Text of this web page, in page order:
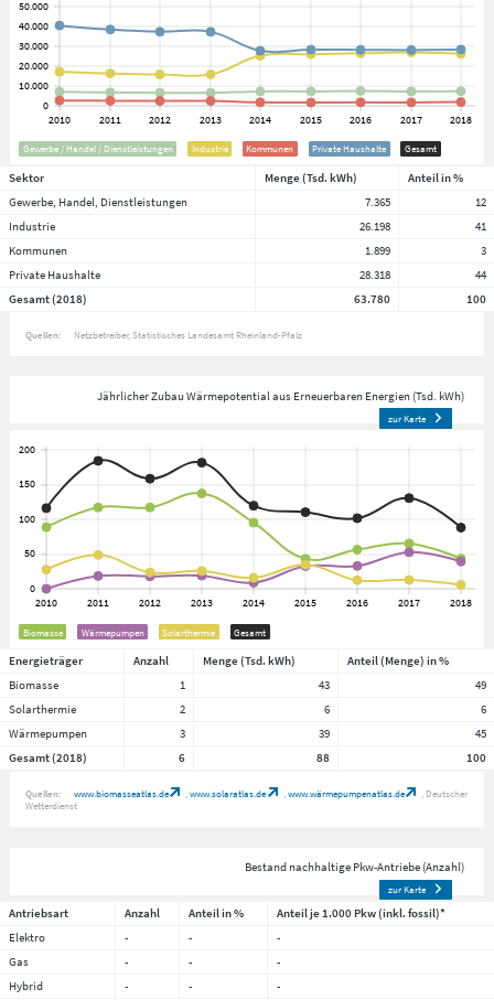
Gewerbe / Handel / Dienstleistungen Industrie Kommunen Private Haushalte Gesamt
Sektor Menge (Tsd. kWh)
Anteil in %
Gewerbe, Handel, Dienstleistungen
7.365
12
Industrie
26.198
41
Kommunen
1.899
3
Private Haushalte
28.318
44
Gesamt (2018)
63.780 100
Quellen: Netzbetreiber Statistisches Landesamt Rheinland-Pfalz
Jährlicher Zubau Wärmepotential aus Erneuerbaren Energien (Tsd. kWh)
zur Karte
Biomasse Wärmepumpen Solarthermie Gesamt
Energieträger Anzahl Menge (Tsd. kWh)
Anteil (Menge) in %
Biomasse
1 43
49
Solarthermie
2 6
6
Wärmepumpen
3 39
45
Gesamt (2018)
6 88 100
Quellen: www.biomasseatlas.de www.solaratlas.de www.wärmepumpenatlas.de
Deutscher
Wetterdienst
Bestand nachhaltige Pkw-Antriebe (Anzahl)
zur Karte
Antriebsart Anzahl Anteil in %
Anteil je 1.000 Pkw (inkl. fossil)*
Elektro
- -
-
Gas
- -
-
Hybrid
- -
-